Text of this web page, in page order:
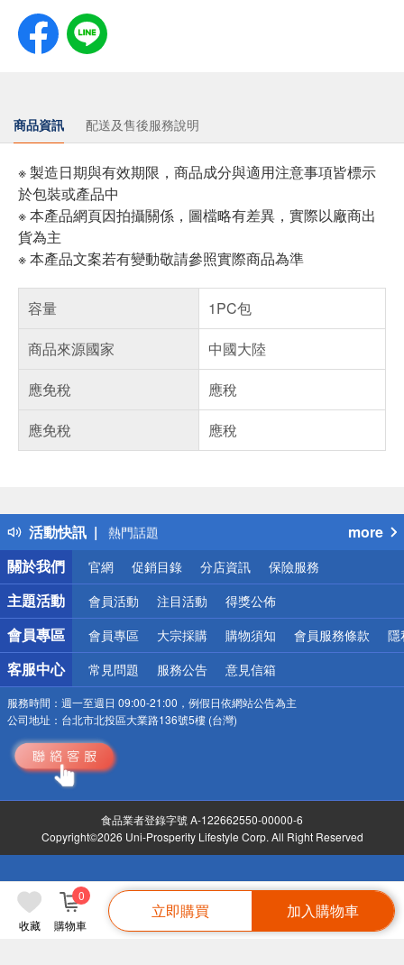
收藏 購物車
0
立即購買 加入購物車
商品資訊 配送及售後服務說明
※ 製造日期與有效期限，商品成分與適用注意事項皆標示
於包裝或產品中
※ 本產品網頁因拍攝關係，圖檔略有差異，實際以廠商出
貨為主
※ 本產品文案若有變動敬請參照實際商品為準
容量
1PC包
商品來源國家
中國大陸
應免稅
應稅
應免稅
應稅
活動快訊
得獎公告
熱門話題
銀行優惠
偏遠地區配送
詐騙網頁！請小心！
more
關於我們
官網 促銷目錄 分店資訊 保險服務
主題活動 會員活動 注目活動 得獎公佈
會員專區 會員專區 大宗採購 購物須知 會員服務條款 隱
客服中心 常見問題 服務公告 意見信箱
服務時間： 週一至週日 09:00-21:00，例假日依網站公告為主
公司地址： 台北市北投區大業路136號5樓 (台灣)
食品業者登錄字號 A-122662550-00000-6
Copyright©2026 Uni-Prosperity Lifestyle Corp. All Right Reserved